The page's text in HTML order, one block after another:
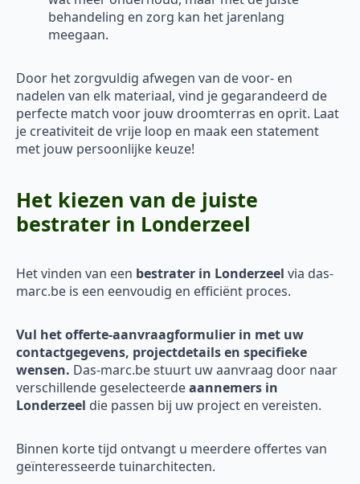
behandeling en zorg kan het jarenlang
meegaan.
Door het zorgvuldig afwegen van de voor- en
nadelen van elk materiaal, vind je gegarandeerd de
perfecte match voor jouw droomterras en oprit. Laat
je creativiteit de vrije loop en maak een statement
met jouw persoonlijke keuze!
Het kiezen van de juiste
bestrater in Londerzeel
Het vinden van een bestrater in Londerzeel via das-
marc.be is een eenvoudig en efficiënt proces.
Vul het offerte-aanvraagformulier in met uw
contactgegevens, projectdetails en specifieke
wensen. Das-marc.be stuurt uw aanvraag door naar
verschillende geselecteerdeaannemers in
Londerzeel die passen bij uw project en vereisten.
Binnen korte tijd ontvangt u meerdere offertes van
geïnteresseerde tuinarchitecten.